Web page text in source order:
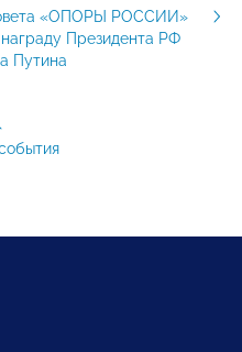
«ОПОРЫ РОССИИ»
Президента РФ
Путина